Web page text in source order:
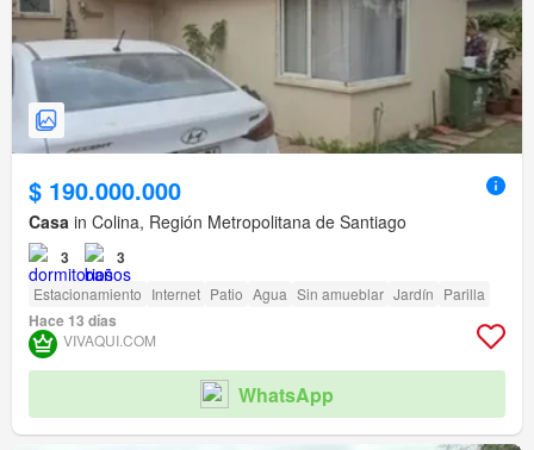
$ 190.000.000
Casa in Colina, Región Metropolitana de Santiago
3 3
Estacionamiento Internet Patio Agua Sin amueblar Jardín Parilla
Hace 13 días
VIVAQUI.COM
WhatsApp